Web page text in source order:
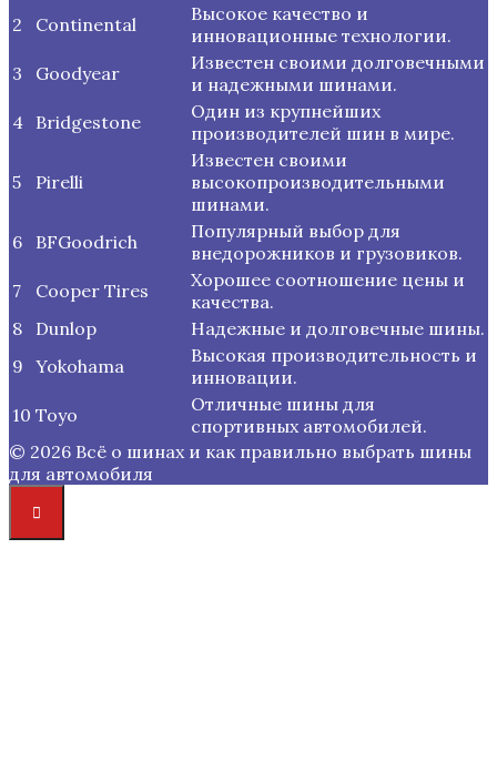
2
Continental
Высокое качество и
инновационные технологии.
3
Goodyear
Известен своими долговечными
и надежными шинами.
4 Bridgestone
Один из крупнейших
производителей шин в мире.
5 Pirelli
Известен своими
высокопроизводительными
шинами.
6
BFGoodrich
Популярный выбор для
внедорожников и грузовиков.
7
Cooper Tires
Хорошее соотношение цены и
качества.
8
Dunlop
Надежные и долговечные шины.
9 Yokohama
Высокая производительность и
инновации.
10 Toyo
Отличные шины для
спортивных автомобилей.
© 2026 Всё о шинах и как правильно выбрать шины
для автомобиля